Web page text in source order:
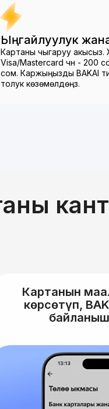
чейин.
Ыңгайлуулук жана
Картаны чыгаруу
Visa/Mastercard үчүн - 200
сом. Каржыңызды BAKAI
толук көзөмөлдөңүз.
Картанын
көрсөтүп,